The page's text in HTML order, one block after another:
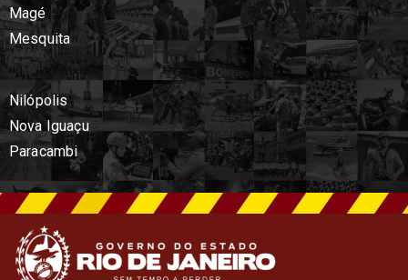
Magé
Mesquita
Nilópolis
Nova Iguaçu
Paracambi